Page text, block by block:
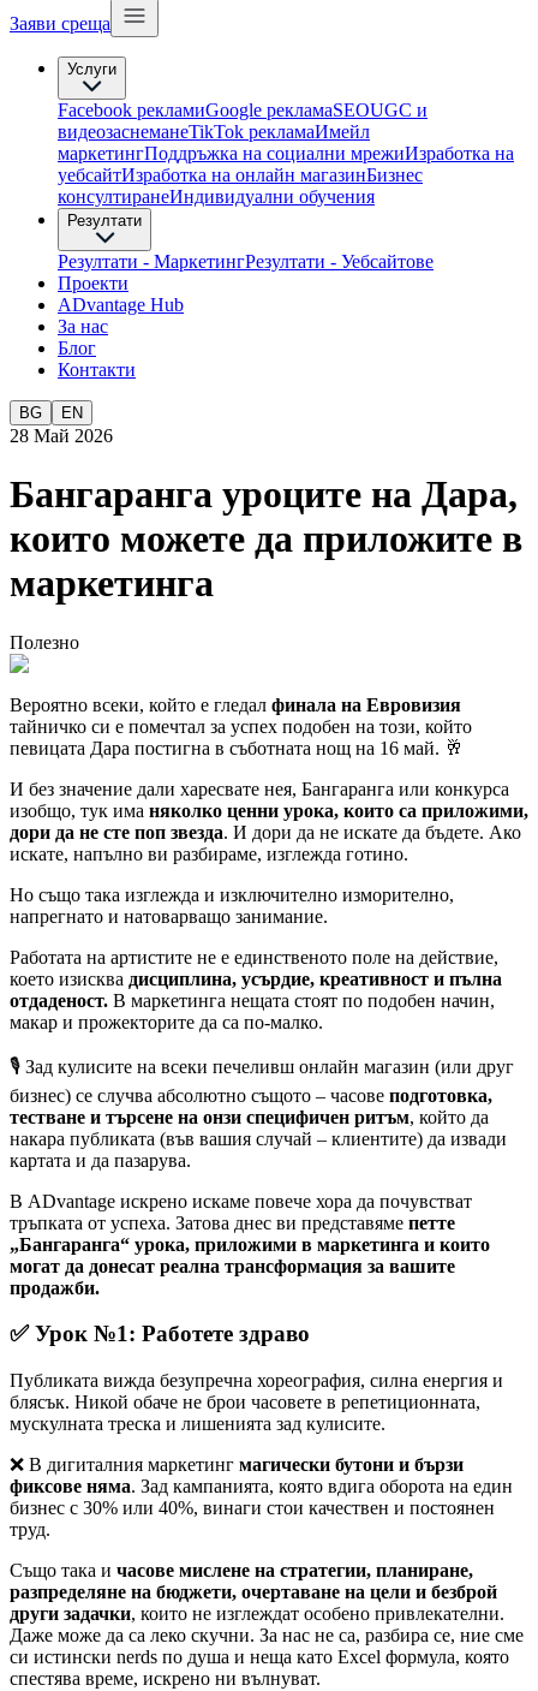
Заяви среща
Услуги
Facebook рекламиGoogle рекламаSEOUGC и
видеозаснеманеTikTok рекламaИмейл
маркетингПоддръжка на социални мрежиИзработка на
уебсайтИзработка на онлайн магазинБизнес
консултиране​Индивидуални обучения
Резултати
Резултати - МаркетингРезултати - Уебсайтове
Проекти
ADvantage Hub
За нас
Блог
Контакти
BG EN
28 Май 2026
Бангаранга уроците на Дара,
които можете да приложите в
маркетинга
Полезно
Вероятно всеки, който е гледал финала на Евровизия
тайничко си е помечтал за успех подобен на този, който
певицата Дара постигна в съботната нощ на 16 май. 🥂
И без значение дали харесвате нея, Бангаранга или конкурса
изобщо, тук има няколко ценни урока, които са приложими,
дори да не сте поп звезда. И дори да не искате да бъдете. Ако
искате, напълно ви разбираме, изглежда готино.
Но също така изглежда и изключително изморително,
напрегнато и натоварващо занимание.
Работата на артистите не е единственото поле на действие,
което изисква дисциплина, усърдие, креативност и пълна
отдаденост. В маркетинга нещата стоят по подобен начин,
макар и прожекторите да са по-малко.
🎙️ Зад кулисите на всеки печеливш онлайн магазин (или друг
бизнес) се случва абсолютно същото – часове подготовка,
тестване и търсене на онзи специфичен ритъм, който да
накара публиката (във вашия случай – клиентите) да извади
картата и да пазарува.
В ADvantage искрено искаме повече хора да почувстват
тръпката от успеха. Затова днес ви представяме петте
„Бангаранга“ урока, приложими в маркетинга и които
могат да донесат реална трансформация за вашите
продажби.
✅ Урок №1: Работете здраво
Публиката вижда безупречна хореография, силна енергия и
блясък. Никой обаче не брои часовете в репетиционната,
мускулната треска и лишенията зад кулисите.
❌ В дигиталния маркетинг магически бутони и бързи
фиксове няма. Зад кампанията, която вдига оборота на един
бизнес с 30% или 40%, винаги стои качествен и постоянен
труд.
Също така и часове мислене на стратегии, планиране,
разпределяне на бюджети, очертаване на цели и безброй
други задачки, които не изглеждат особено привлекателни.
Даже може да са леко скучни. За нас не са, разбира се, ние сме
си истински nerds по душа и неща като Excel формула, която
спестява време, искрено ни вълнуват.